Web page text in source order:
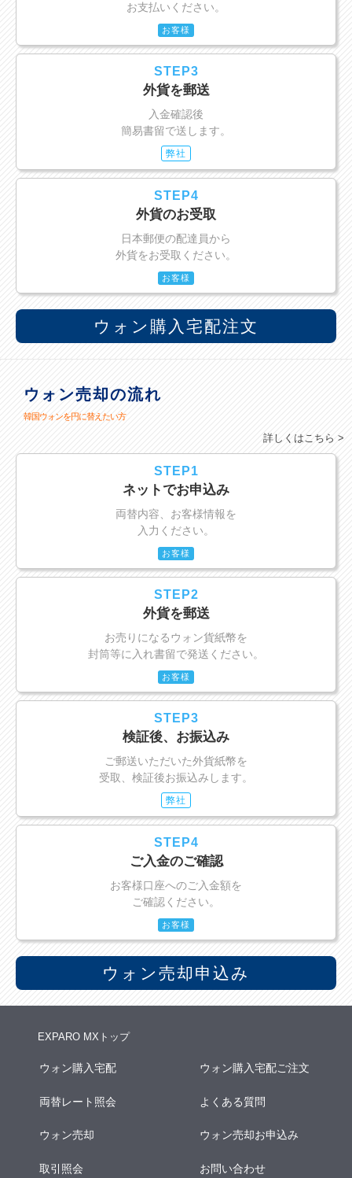
お支払いください。
お客様
STEP3
外貨を郵送
入金確認後
簡易書留で送します。
弊社
STEP4
外貨のお受取
日本郵便の配達員から
外貨をお受取ください。
お客様
ウォン購入宅配注文
ウォン売却の流れ
韓国ウォンを円に替えたい方
詳しくはこちら >
STEP1
ネットでお申込み
両替内容、お客様情報を
入力ください。
お客様
STEP2
外貨を郵送
お売りになるウォン貨紙幣を
封筒等に入れ書留で発送ください。
お客様
STEP3
検証後、お振込み
ご郵送いただいた外貨紙幣を
受取、検証後お振込みします。
弊社
STEP4
ご入金のご確認
お客様口座へのご入金額を
ご確認ください。
お客様
ウォン売却申込み
EXPARO MXトップ
ウォン購入宅配 ウォン購入宅配ご注文
両替レート照会 よくある質問
ウォン売却 ウォン売却お申込み
取引照会 お問い合わせ